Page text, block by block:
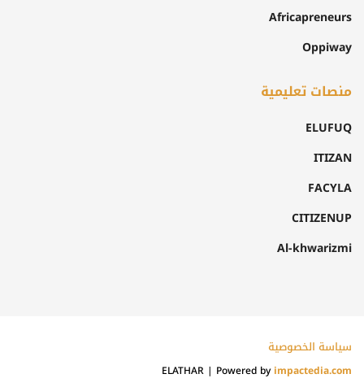
Africapreneurs
Oppiway
منصات تعليمية
ELUFUQ
ITIZAN
FACYLA
CITIZENUP
Al-khwarizmi
سياسة الخصوصية
ELATHAR | Powered byimpactedia.com